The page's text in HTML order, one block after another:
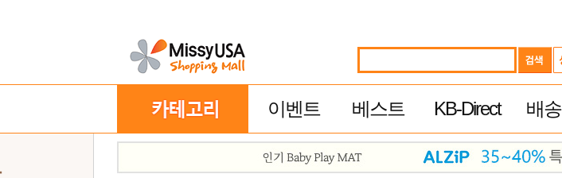
이벤트 베스트 KB-Direct 배